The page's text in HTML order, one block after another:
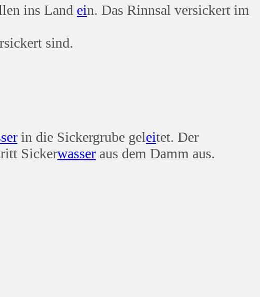
ins Land ein. Das Rinnsal versickert im
sind.
in die Sickergrube geleitet. Der
Sickerwasser aus dem Damm aus.